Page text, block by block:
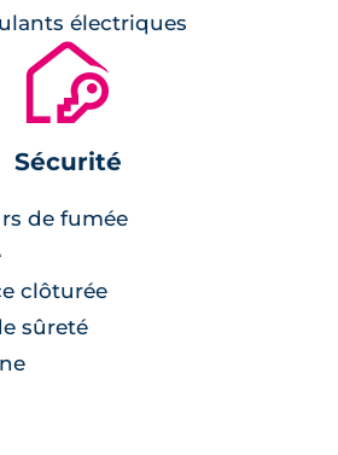
électriques
🔐
Sécurité
de fumée
clôturée
sûreté